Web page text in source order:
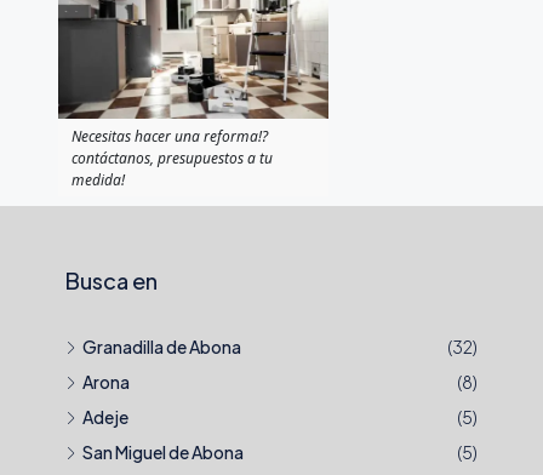
Necesitas hacer una reforma!?
contáctanos, presupuestos a tu
medida!
Busca en
Granadilla de Abona
(32)
Arona
(8)
Adeje
(5)
San Miguel de Abona
(5)